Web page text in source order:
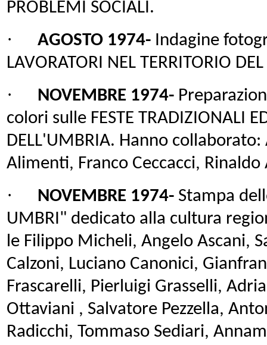
PROBLEMI SOCIALI.
· AGOSTO 1974- Indagine
LAVORATORI NEL TERRITORIO
· NOVEMBRE 1974-
colori sulle FESTE TRADIZIONALI
DELL'UMBRIA. Hanno
Alimenti, Franco Ceccacci,
· NOVEMBRE 1974- Stampa
UMBRI" dedicato alla cultura
le Filippo Micheli, Angelo Ascani,
Calzoni, Luciano Canonici,
Frascarelli, Pierluigi Grasselli,
Ottaviani , Salvatore Pezzella,
Radicchi, Tommaso Sediari,